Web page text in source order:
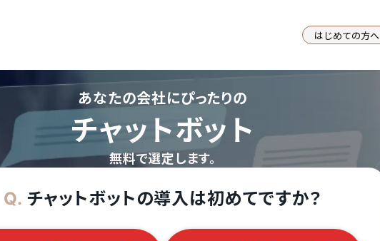
はじめての方へ
あなたの会社にぴったりの
チャットボット
無料で選定します。
Q. チャットボットの導入は初めてですか？